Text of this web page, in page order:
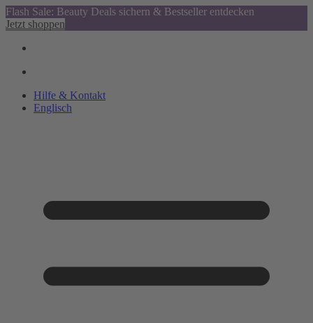
Flash Sale: Beauty Deals sichern & Bestseller entdecken
Jetzt shoppen
Hilfe & Kontakt
Englisch